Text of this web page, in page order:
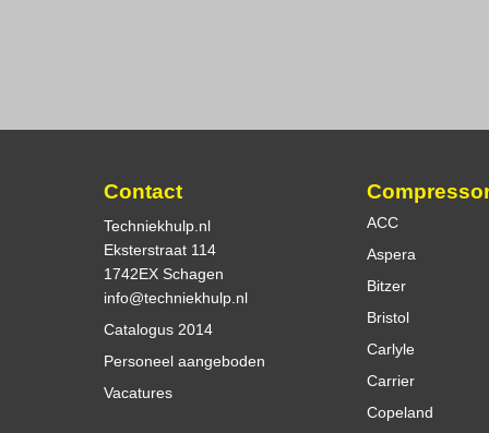
Contact
Techniekhulp.nl
Eksterstraat 114
1742EX Schagen
info@techniekhulp.nl
Catalogus 2014
Personeel aangeboden
Vacatures
ACC
Aspera
Bitzer
Bristol
Carlyle
Carrier
Copeland